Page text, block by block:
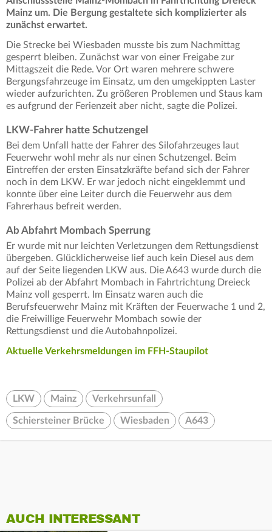
Mainz um. Die Bergung gestaltete sich komplizierter als
zunächst erwartet.
Die Strecke bei Wiesbaden musste bis zum Nachmittag
gesperrt bleiben. Zunächst war von einer Freigabe zur
Mittagszeit die Rede. Vor Ort waren mehrere schwere
Bergungsfahrzeuge im Einsatz, um den umgekippten Laster
wieder aufzurichten. Zu größeren Problemen und Staus kam
es aufgrund der Ferienzeit aber nicht, sagte die Polizei.
LKW-Fahrer hatte Schutzengel
Bei dem Unfall hatte der Fahrer des Silofahrzeuges laut
Feuerwehr wohl mehr als nur einen Schutzengel. Beim
Eintreffen der ersten Einsatzkräfte befand sich der Fahrer
noch in dem LKW. Er war jedoch nicht eingeklemmt und
konnte über eine Leiter durch die Feuerwehr aus dem
Fahrerhaus befreit werden.
Ab Abfahrt Mombach Sperrung
Er wurde mit nur leichten Verletzungen dem Rettungsdienst
übergeben. Glücklicherweise lief auch kein Diesel aus dem
auf der Seite liegenden LKW aus. Die A643 wurde durch die
Polizei ab der Abfahrt Mombach in Fahrtrichtung Dreieck
Mainz voll gesperrt. Im Einsatz waren auch die
Berufsfeuerwehr Mainz mit Kräften der Feuerwache 1 und 2,
die Freiwillige Feuerwehr Mombach sowie der
Rettungsdienst und die Autobahnpolizei.
Aktuelle Verkehrsmeldungen im FFH-Staupilot
LKW Mainz Verkehrsunfall
Schiersteiner Brücke Wiesbaden A643
AUCH INTERESSANT